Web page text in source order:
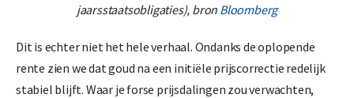
jaarsstaatsobligaties), bron Bloomberg
Dit is echter niet het hele verhaal. Ondanks de oplopende
rente zien we dat goud na een initiële prijscorrectie redelijk
stabiel blijft. Waar je forse prijsdalingen zou verwachten,